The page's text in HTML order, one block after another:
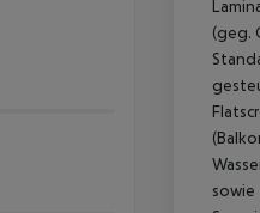
(geg.
sowie